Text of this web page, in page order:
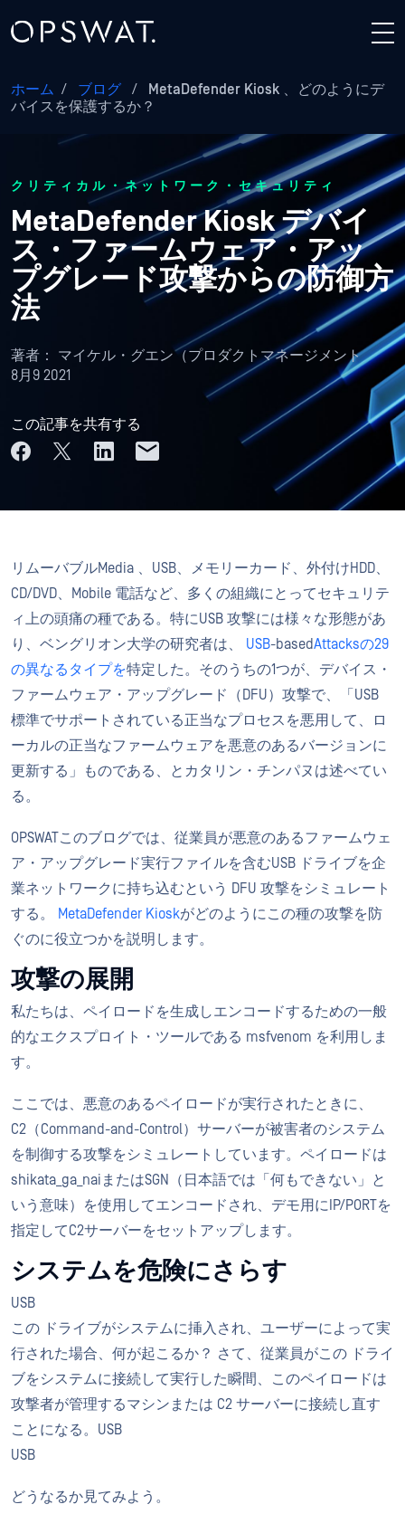
ホーム / ブログ /
MetaDefender Kiosk 、どのようにデ
バイスを保護するか？
クリティカル・ネットワーク・セキュリティ
MetaDefender Kiosk デバイ
ス・ファームウェア・アッ
プグレード攻撃からの防御方
法
著者： マイケル・グエン（プロダクトマネージメント
8月9 2021
この記事を共有する
リムーバブルMedia 、USB、メモリーカード、外付けHDD、
CD/DVD、Mobile 電話など、多くの組織にとってセキュリテ
ィ上の頭痛の種である。特にUSB 攻撃には様々な形態があ
り、ベングリオン大学の研究者は、
USB-basedAttacksの29
の異なるタイプを特定した。そのうちの1つが、デバイス・
ファームウェア・アップグレード（DFU）攻撃で、「USB
標準でサポートされている正当なプロセスを悪用して、ロ
ーカルの正当なファームウェアを悪意のあるバージョンに
更新する」ものである、とカタリン・チンパヌは述べてい
る。
OPSWATこのブログでは、従業員が悪意のあるファームウェ
ア・アップグレード実行ファイルを含むUSB ドライブを企
業ネットワークに持ち込むという DFU 攻撃をシミュレート
する。
MetaDefender Kioskがどのようにこの種の攻撃を防
ぐのに役立つかを説明します。
攻撃の展開
私たちは、ペイロードを生成しエンコードするための一般
的なエクスプロイト・ツールである msfvenom を利用しま
す。
ここでは、悪意のあるペイロードが実行されたときに、
C2（Command-and-Control）サーバーが被害者のシステム
を制御する攻撃をシミュレートしています。ペイロードは
shikata_ga_naiまたはSGN（日本語では「何もできない」と
いう意味）を使用してエンコードされ、デモ用にIP/PORTを
指定してC2サーバーをセットアップします。
システムを危険にさらす
USB
この ドライブがシステムに挿入され、ユーザーによって実
行された場合、何が起こるか？ さて、従業員がこの ドライ
ブをシステムに接続して実行した瞬間、このペイロードは
攻撃者が管理するマシンまたは C2 サーバーに接続し直す
ことになる。USB
USB
どうなるか見てみよう。